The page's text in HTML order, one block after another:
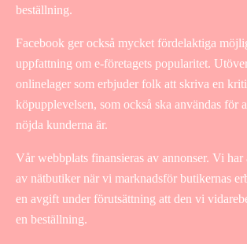
beställning.
Facebook ger också mycket fördelaktiga
uppfattning om e-företagets popularitet.
onlinelager som erbjuder folk att skriva en
köpupplevelsen, som också ska användas för
nöjda kunderna är.
Vår webbplats finansieras av annonser. Vi har
av nätbutiker när vi marknadsför butikernas
en avgift under förutsättning att den vi
en beställning.